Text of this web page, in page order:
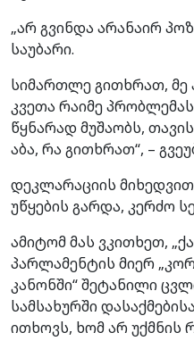
„არ გვინდა არანაირ
საუბარი.
სიმართლე გითხრათ, მე
კვეთა რაიმე
წყნარად მუშაობს,
აბა, რა გითხრათ“, –
დეკლარაციის
უწყების გარდა, კერძო
ამიტომ მას ვკითხეთ,
პარლამენტის მიერ
კანონში“ შეტანილი
სამსახურში
ითხოვს, ხომ არ უქმნის